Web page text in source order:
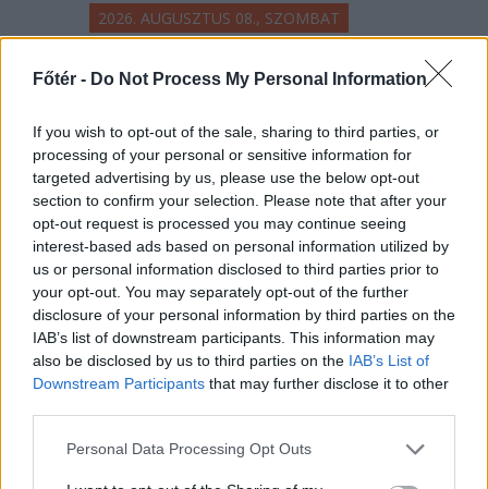
Főtér - Do Not Process My Personal Information
If you wish to opt-out of the sale, sharing to third parties, or
processing of your personal or sensitive information for
targeted advertising by us, please use the below opt-out
section to confirm your selection. Please note that after your
opt-out request is processed you may continue seeing
interest-based ads based on personal information utilized by
us or personal information disclosed to third parties prior to
your opt-out. You may separately opt-out of the further
disclosure of your personal information by third parties on the
IAB’s list of downstream participants. This information may
also be disclosed by us to third parties on the IAB’s List of
Downstream Participants that may further disclose it to other
Personal Data Processing Opt Outs
2026. AUGUSZTUS 08., SZOMBAT
Beteg kisgyermeket
szállított a mentős,
amikor megállt dinnyét
vásárolni az út szélén –
hírmix
Rohamtempóban kellene
felgyorsítania az államnak az
energiatároló kapacitását, ha nem
akar blackoutot a közeljövőben.
Románia légtere felől érkező drón
robbant fel Bulgáriában, nem